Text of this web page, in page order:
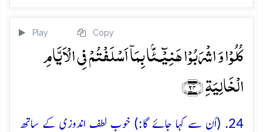
Play Copy
کُلُوۡا وَ اشۡرَبُوۡا ہَنِیۡٓـئًۢا بِمَاۤ اَسۡلَفۡتُمۡ فِی الۡاَیَّامِ
الۡخَالِیَۃِ ﴿۲۴﴾
24. (اُن سے کہا جائے گا:) خوب لطف اندوزی کے ساتھ